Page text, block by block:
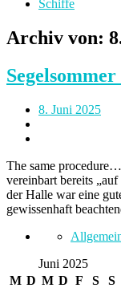
Schiffe
Archiv von:
8. Juni 2025
The same
vereinbart bereits
der Halle war eine
gewissenhaft
Juni 2025
M D M D F S
S